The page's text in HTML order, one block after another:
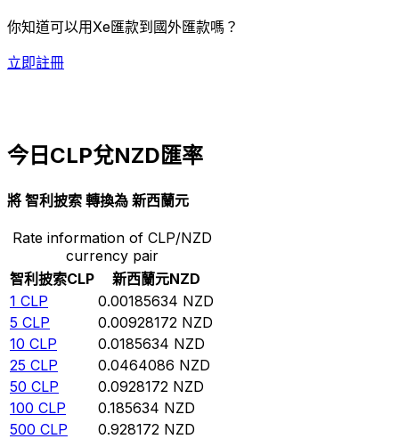
你知道可以用Xe匯款到國外匯款嗎？
立即註冊
今日CLP兌NZD匯率
將 智利披索 轉換為 新西蘭元
Rate information of CLP/NZD
currency pair
智利披索CLP 新西蘭元NZD
1 CLP 0.00185634 NZD
5 CLP 0.00928172 NZD
10 CLP 0.0185634 NZD
25 CLP 0.0464086 NZD
50 CLP 0.0928172 NZD
100 CLP 0.185634 NZD
500 CLP 0.928172 NZD